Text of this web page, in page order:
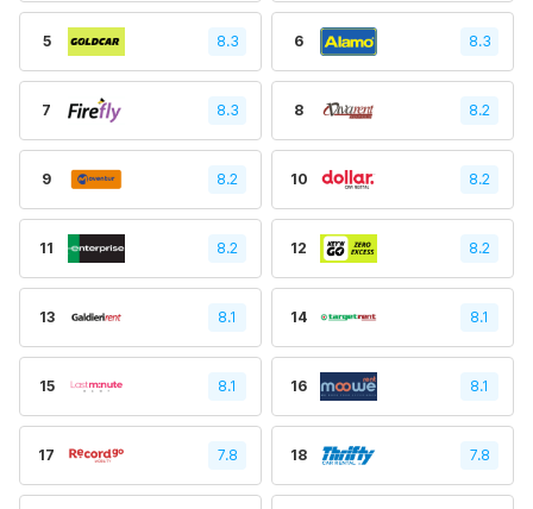
5 8.3 6 8.3
7 8.3 8 8.2
9 8.2 10 8.2
11 8.2 12 8.2
13 8.1 14 8.1
15 8.1 16 8.1
17 7.8 18 7.8